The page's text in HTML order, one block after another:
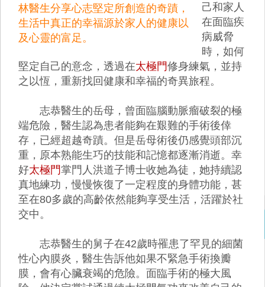
林醫生分享心志堅定所創造的奇蹟，
生活中真正的幸福源於家人的健康以
及心靈的富足。
己和家人
在面臨疾
病威脅
時，如何
堅定自己的意念，透過在太極門修身練氣，並持
之以恆，重新找回健康和幸福的奇異旅程。
志恭醫生的岳母，曾面臨腦動脈瘤破裂的極
端危險，醫生認為患者能夠在艱難的手術後倖
存，已經超越奇蹟。但是岳母術後仍感覺頭部沉
重，原本熟能生巧的技能和記憶都逐漸消逝。幸
好太極門掌門人洪道子博士收她為徒，她持續認
真地練功，慢慢恢復了一定程度的身體功能，甚
至在80多歲的高齡依然能夠享受生活，活躍於社
交中。
志恭醫生的舅子在42歲時罹患了罕見的細菌
性心內膜炎，醫生告訴他如果不緊急手術換瓣
膜，會有心臟衰竭的危險。面臨手術的極大風